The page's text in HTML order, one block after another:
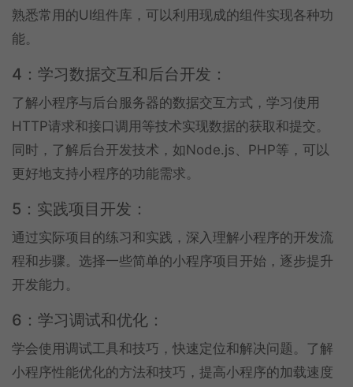
熟悉常用的UI组件库，可以利用现成的组件实现各种功
能。
4：学习数据交互和后台开发：
了解小程序与后台服务器的数据交互方式，学习使用
HTTP请求和接口调用等技术实现数据的获取和提交。
同时，了解后台开发技术，如Node.js、PHP等，可以
更好地支持小程序的功能需求。
5：实践项目开发：
通过实际项目的练习和实践，深入理解小程序的开发流
程和步骤。选择一些简单的小程序项目开始，逐步提升
开发能力。
6：学习调试和优化：
学会使用调试工具和技巧，快速定位和解决问题。了解
小程序性能优化的方法和技巧，提高小程序的加载速度